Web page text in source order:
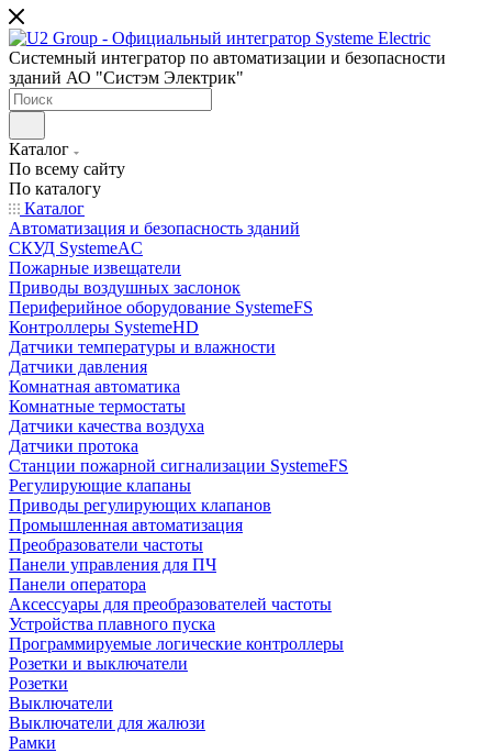
Системный интегратор по автоматизации и безопасности
зданий АО "Систэм Электрик"
Каталог
По всему сайту
По каталогу
Каталог
Автоматизация и безопасность зданий
СКУД SystemeAC
Пожарные извещатели
Приводы воздушных заслонок
Периферийное оборудование SystemeFS
Контроллеры SystemeHD
Датчики температуры и влажности
Датчики давления
Комнатная автоматика
Комнатные термостаты
Датчики качества воздуха
Датчики протока
Станции пожарной сигнализации SystemeFS
Регулирующие клапаны
Приводы регулирующих клапанов
Промышленная автоматизация
Преобразователи частоты
Панели управления для ПЧ
Панели оператора
Аксессуары для преобразователей частоты
Устройства плавного пуска
Программируемые логические контроллеры
Розетки и выключатели
Розетки
Выключатели
Выключатели для жалюзи
Рамки